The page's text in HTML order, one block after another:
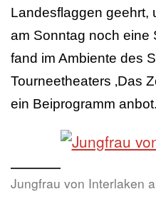
Landesflaggen geehrt,
am Sonntag noch eine
fand im Ambiente des
Tourneetheaters ‚Das
ein Beiprogramm anbot.
Jungfrau von Interlaken